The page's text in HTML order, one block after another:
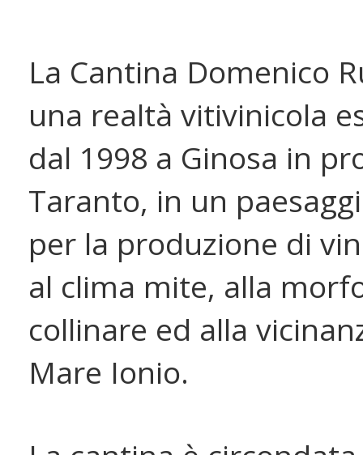
La Cantina Domenico
una realtà vitivinicola
dal 1998 a Ginosa in
Taranto, in un
per la produzione di
al clima mite, alla
collinare ed alla
Mare Ionio.